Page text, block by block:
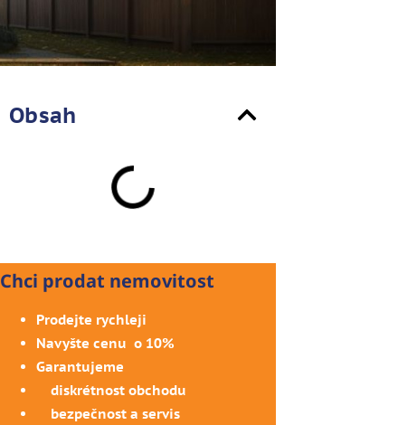
Obsah
Chci prodat nemovitost
Prodejte rychleji
Navyšte cenu o 10%
Garantujeme
diskrétnost obchodu
bezpečnost a servis